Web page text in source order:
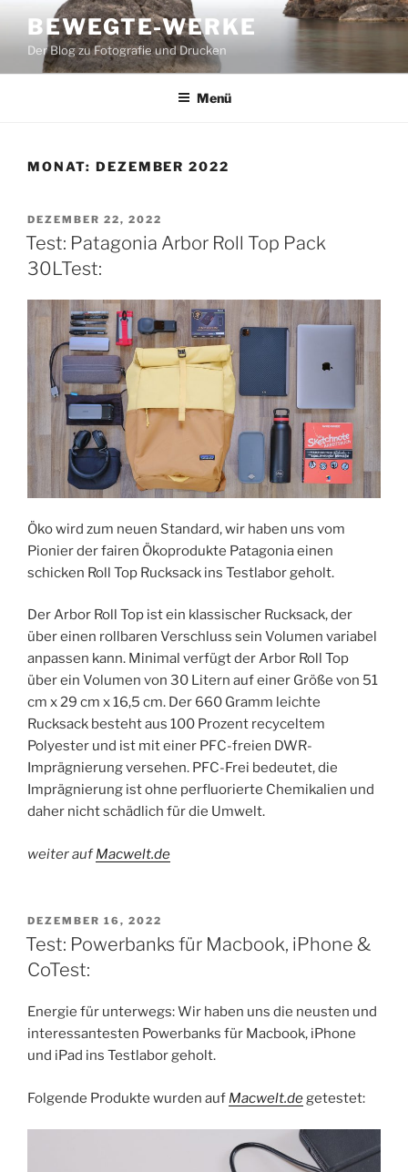
Inhalt
springen
BEWEGTE-WERKE
Der Blog zu Fotografie und Drucken
Menü
MONAT: DEZEMBER 2022
VERÖFFENTLICHT
AM
DEZEMBER 22, 2022
Test: Patagonia Arbor Roll Top Pack
30LTest:
Öko wird zum neuen Standard, wir haben uns vom
Pionier der fairen Ökoprodukte Patagonia einen
schicken Roll Top Rucksack ins Testlabor geholt.
Der Arbor Roll Top ist ein klassischer Rucksack, der
über einen rollbaren Verschluss sein Volumen variabel
anpassen kann. Minimal verfügt der Arbor Roll Top
über ein Volumen von 30 Litern auf einer Größe von 51
cm x 29 cm x 16,5 cm. Der 660 Gramm leichte
Rucksack besteht aus 100 Prozent recyceltem
Polyester und ist mit einer PFC-freien DWR-
Imprägnierung versehen. PFC-Frei bedeutet, die
Imprägnierung ist ohne perfluorierte Chemikalien und
daher nicht schädlich für die Umwelt.
weiter aufMacwelt.de
VERÖFFENTLICHT
AM
DEZEMBER 16, 2022
Test: Powerbanks für Macbook, iPhone &
CoTest:
Energie für unterwegs: Wir haben uns die neusten und
interessantesten Powerbanks für Macbook, iPhone
und iPad ins Testlabor geholt.
Folgende Produkte wurden auf Macwelt.degetestet: